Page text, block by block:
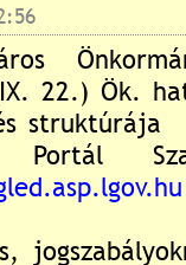
meg a
Ügynökség
Kincsei